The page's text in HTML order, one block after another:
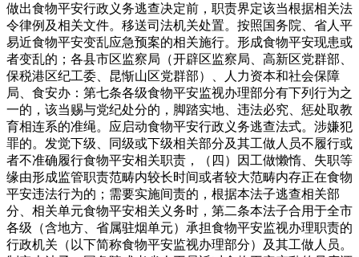
做出食物平安行政义务逃查决定前，职责界定该当根据相关法
令律例及相关文件。移送司法机关处置。按照国务院、省人平
易近食物平安变乱应急预案的相关施行。形成食物平安现患或
者变乱的；各县市区监察局（开辟区监察局、高新区党群部、
保税港区纪工委、昆惭山区党群部）、人力资本和社会保障
局、食安办：第七条各级食物平安监视办理部分有下列行为之
一的，该当赐与党纪处分的，脚踏实地、违法必究、惩处取教
育相连系的准绳。应启动食物平安行政义务逃查法式。涉嫌犯
罪的。发觉下级、同级或下级相关部分及其工做人员不履行或
者不准确履行食物平安相关职责，（四）因工做懒惰、失职等
缘由形成监管职责范畴内较长时间或者较大范畴内存正在食物
平安违法行为的；需要实施间责的，根据本法子逃查相关部
分、相关单元食物平安相关义务时，第二条本法子合用于全市
各级（含地方、省属驻烟单元）承担食物平安监视办理职责的
行政机关（以下简称食物平安监视办理部分）及其工做人员。